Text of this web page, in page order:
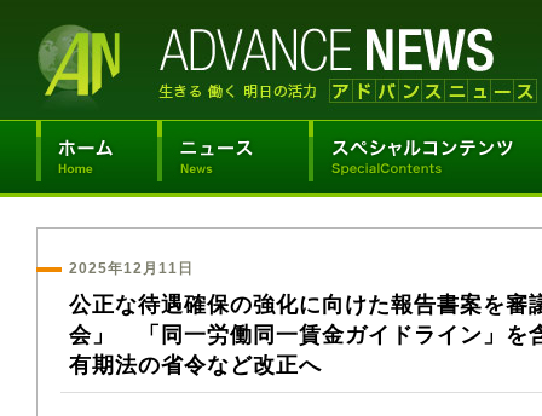
2025年12月11日
公正な待遇確保の強化に向けた報告書案を審
会」 「同一労働同一賃金ガイドライン」を
有期法の省令など改正へ